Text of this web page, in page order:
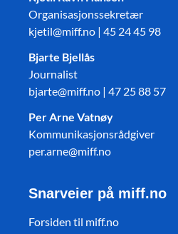
Organisasjonssekretær
kjetil@miff.no | 45 24 45 98
Bjarte Bjellås
Journalist
bjarte@miff.no | 47 25 88 57
Per Arne Vatnøy
Kommunikasjonsrådgiver
per.arne@miff.no
Snarveier på miff.no
Forsiden til miff.no